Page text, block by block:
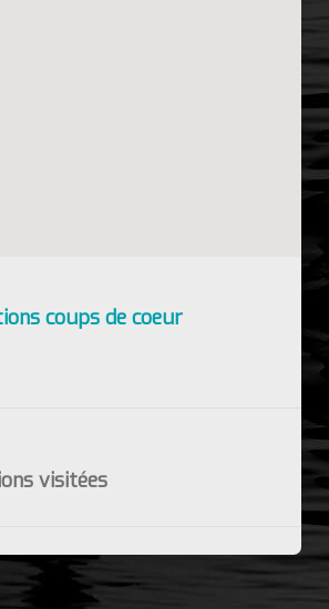
coups de coeur
visitées